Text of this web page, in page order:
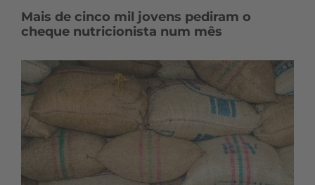
Mais de cinco mil jovens pediram o
cheque nutricionista num mês